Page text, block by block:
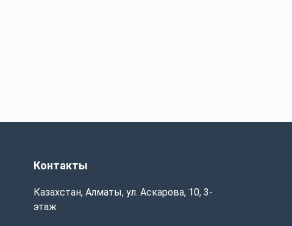
Контакты
Казахстан, Алматы, ул. Аскарова, 10, 3-
этаж